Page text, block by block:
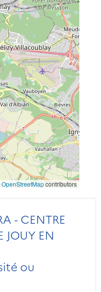
OpenStreetMapcontributors
- CENTRE
JOUY EN
ou